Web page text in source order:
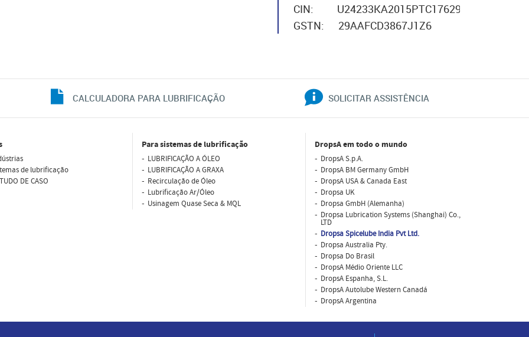
CIN: U24233KA2015PTC176294
GSTN: 29AAFCD3867J1Z6
CALCULADORA PARA LUBRIFICAÇÃO SOLICITAR ASSISTÊNCIA
de lubrificação
DE CASO
Para sistemas de lubrificação
LUBRIFICAÇÃO A ÓLEO
LUBRIFICAÇÃO A GRAXA
Recirculação de Óleo
Lubriﬁcação Ar/Óleo
Usinagem Quase Seca & MQL
DropsA em todo o mundo
DropsA S.p.A.
DropsA BM Germany GmbH
DropsA USA & Canada East
Dropsa UK
Dropsa GmbH (Alemanha)
Dropsa Lubrication Systems (Shanghai) Co.,
LTD
Dropsa Spicelube India Pvt Ltd.
Dropsa Australia Pty.
Dropsa Do Brasil
DropsA Médio Oriente LLC
DropsA Espanha, S.L.
DropsA Autolube Western Canadá
DropsA Argentina